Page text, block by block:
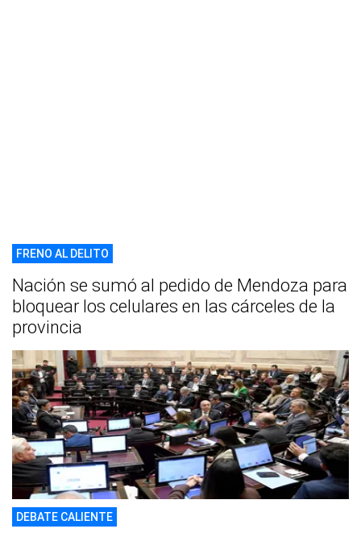
FRENO AL DELITO
Nación se sumó al pedido de Mendoza para
bloquear los celulares en las cárceles de la
provincia
DEBATE CALIENTE